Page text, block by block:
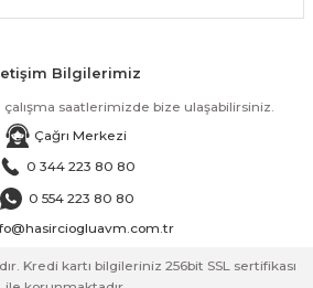
Bilgilerimiz
saatlerimizde bize ulaşabilirsiniz.
Çağrı Merkezi
0 344 223 80 80
0 554 223 80 80
Kredi kartı bilgileriniz 256bit SSL sertifikası